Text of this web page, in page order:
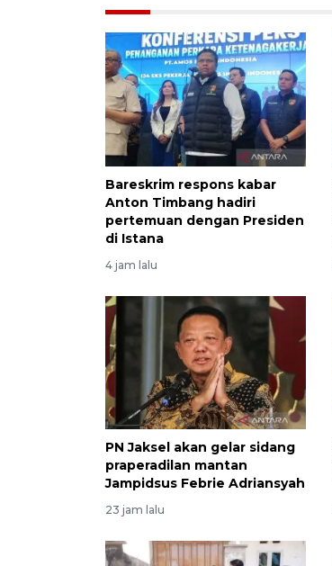
Bareskrim respons kabar
Anton Timbang hadiri
pertemuan dengan Presiden
di Istana
4 jam lalu
PN Jaksel akan gelar sidang
praperadilan mantan
Jampidsus Febrie Adriansyah
23 jam lalu